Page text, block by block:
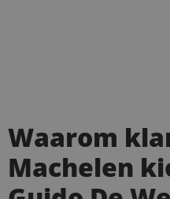
Waarom
Machelen